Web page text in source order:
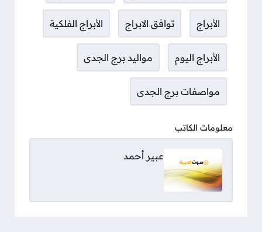
الأبراج توافق الابراج الأبراج الفلكية
الأبراج اليوم مواليد برج الجدى
مواصفات برج الجدى
معلومات الكاتب
عبير أحمد